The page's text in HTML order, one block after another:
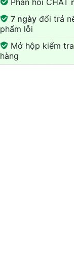
Phản hồi CHAT
7 ngàyđổi trả
phẩm lỗi
Mở hộp kiểm
hàng